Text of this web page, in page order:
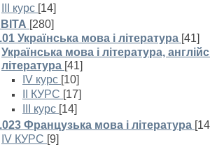
III курс [14]
[280]
Українська мова і література [41]
Українська мова і література,
література [41]
IV курс [10]
ІІ КУРС [17]
III курс [14]
Французька мова і література
IV КУРС [9]